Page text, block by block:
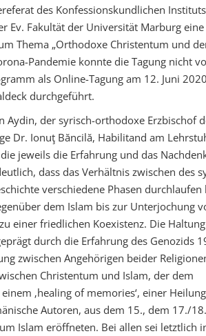
des Konfessionskundlichen
Ev. Fakultät der Universität Marburg eine
Thema „Orthodoxe Christentum und
Pandemie konnte die Tagung nicht
als Online-Tagung am 12. Juni
durchgeführt.
Aydin, der syrisch-orthodoxe Erzbischof
Dr. Ionuţ Băncilă, Habilitand am
jeweils die Erfahrung und das
dass das Verhältnis zwischen des
verschiedene Phasen durchlaufen
dem Islam bis zur Unterjochung
einer friedlichen Koexistenz. Die
durch die Erfahrung des Genozids
zwischen Angehörigen beider
Christentum und Islam, der dem
‚healing of memories‘, einer
Autoren, aus dem 15., dem 17./
Islam eröffneten. Bei allen sei letztlich